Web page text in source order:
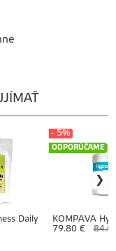
Daily
KOMPAVA
ODPORÚČAME
- 5%
79.80 €